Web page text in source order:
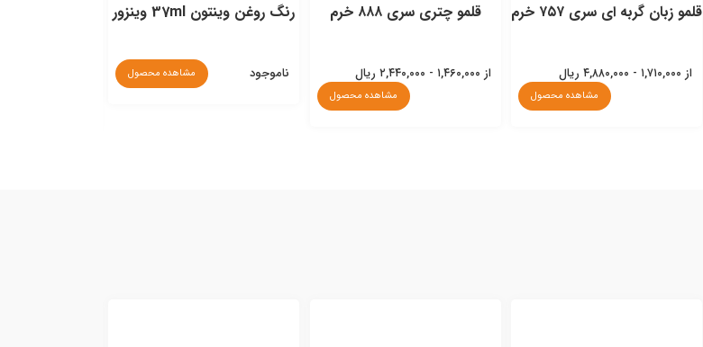
قلمو زبان گربه ای سری ۷۵۷ خرم
از ۱,۷۱۰,۰۰۰ - ۴,۸۸۰,۰۰۰ ریال
مشاهده محصول
قلمو چتری سری ۸۸۸ خرم
از ۱,۴۶۰,۰۰۰ - ۲,۴۴۰,۰۰۰ ریال
مشاهده محصول
رنگ روغن وينتون 37ml وينزور
ناموجود مشاهده محصول